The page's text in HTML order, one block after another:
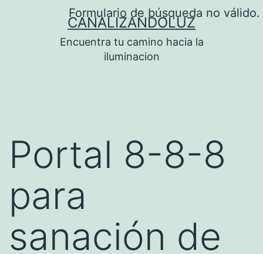
Formulario de búsqueda no válido.
CANALIZANDOLUZ
Encuentra tu camino hacia la
iluminacion
Portal 8-8-8
para
sanación de